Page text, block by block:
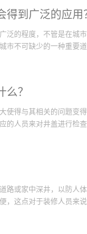
应该经过一段时间不断
于制作防沉降井盖的工
因为防沉降井盖除了
形相对来说较好，那么
好外型的防尘降井盖制
到广泛的应用
泛的程度，不管是在城
市不可缺少的一种重要
由球墨铸铁材料所制成
力井盖的厂家在设计和
现翻转移位或者产生噪
势以后人们就会对井盖
？
使得与其相关的问题变
的人员来对井盖进行检
通过期间井盖出现了碎
整体情况和综合性能，
出现问题引发的意外事
路或家中深井，以防人
，这点对于装修人员来